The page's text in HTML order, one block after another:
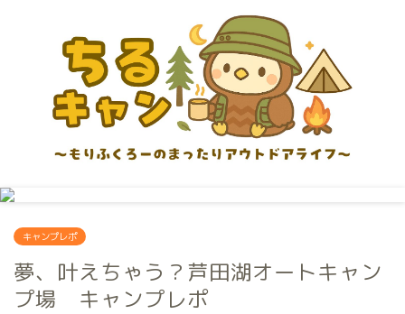
キャンプレポ
夢、叶えちゃう？芦田湖オートキャン
プ場 キャンプレポ